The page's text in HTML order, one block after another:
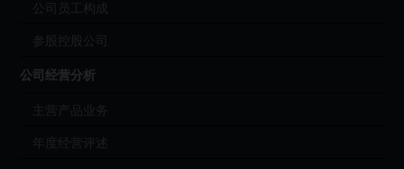
公司员工构成
参股控股公司
公司经营分析
主营产品业务
年度经营评述